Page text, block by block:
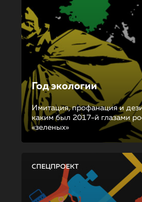
Год экологии
Имитация, профанация и
каким был 2017-й глазами
«зеленых»
СПЕЦПРОЕКТ